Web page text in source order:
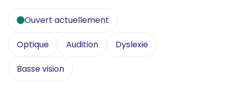
Ouvert actuellement
Optique Audition Dyslexie
Basse vision